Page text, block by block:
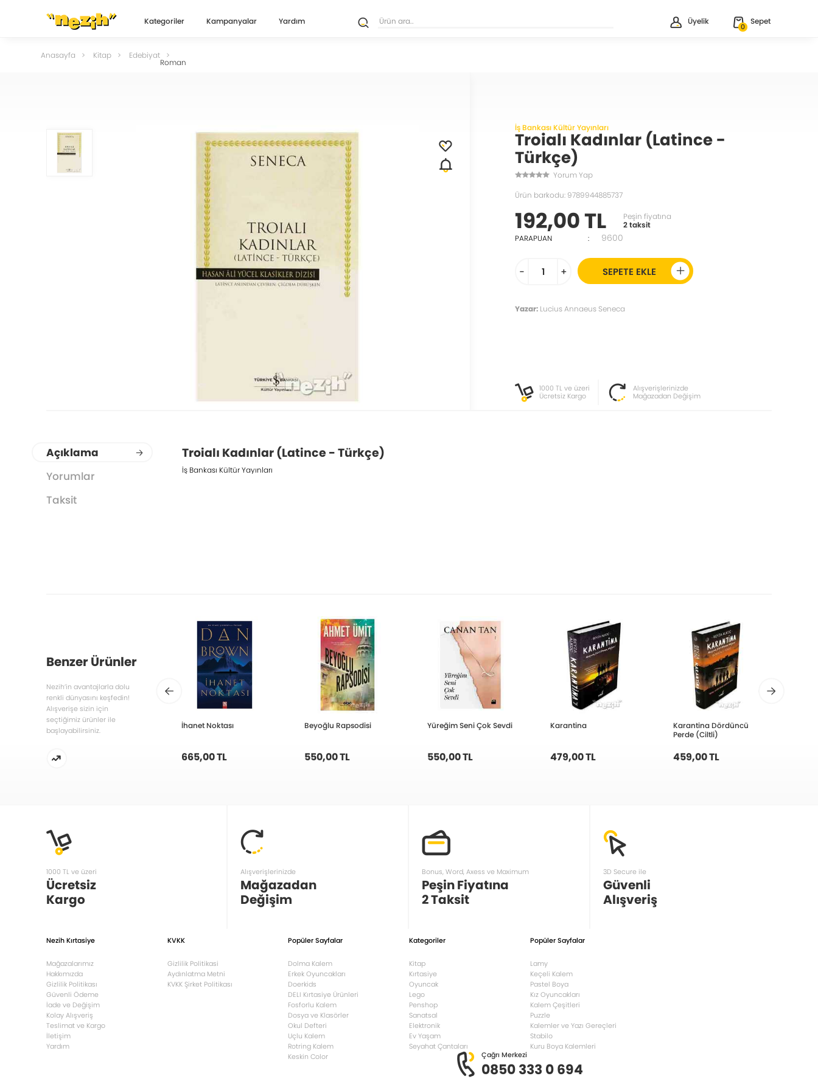
Kategoriler Kampanyalar Yardım Üyelik
0
Sepet
Anasayfa Kitap Edebiyat
Roman
İş Bankası Kültür Yayınları
Troialı Kadınlar (Latince -
Türkçe)
Yorum Yap
Ürün barkodu: 9789944885737
192,00 TL
Peşin fiyatına
2 taksit
PARAPUAN
: 9600
- + SEPETE EKLE
Yazar:Lucius Annaeus Seneca
1000 TL ve üzeri
Ücretsiz Kargo
Alışverişlerinizde
Mağazadan Değişim
Açıklama
Yorumlar
Taksit
Troialı Kadınlar (Latince - Türkçe)
İş Bankası Kültür Yayınları
Benzer Ürünler
Nezih’in avantajlarla dolu
renkli dünyasını keşfedin!
Alışverişe sizin için
seçtiğimiz ürünler ile
başlayabilirsiniz.
İhanet Noktası
665,00 TL
Beyoğlu Rapsodisi
550,00 TL
Yüreğim Seni Çok Sevdi
550,00 TL
Karantina
479,00 TL
Karantina Dördüncü
Perde (Ciltli)
459,00 TL
1000 TL ve üzeri
Ücretsiz
Kargo
Alışverişlerinizde
Mağazadan
Değişim
Bonus, Word, Axess ve Maximum
Peşin Fiyatına
2 Taksit
3D Secure ile
Güvenli
Alışveriş
Nezih Kırtasiye
Mağazalarımız
Hakkımızda
Gizlilik Politikası
Güvenli Ödeme
İade ve Değişim
Kolay Alışveriş
Teslimat ve Kargo
İletişim
Yardım
KVKK
Gizlilik Politikasi
Aydınlatma Metni
KVKK Şirket Politikası
Popüler Sayfalar
Dolma Kalem
Erkek Oyuncakları
Doerkids
DELI Kırtasiye Ürünleri
Fosforlu Kalem
Dosya ve Klasörler
Okul Defteri
Uçlu Kalem
Rotring Kalem
Keskin Color
Kategoriler
Kitap
Kırtasiye
Oyuncak
Lego
Penshop
Sanatsal
Elektronik
Ev Yaşam
Seyahat Çantaları
Popüler Sayfalar
Lamy
Keçeli Kalem
Pastel Boya
Kız Oyuncakları
Kalem Çeşitleri
Puzzle
Kalemler ve Yazı Gereçleri
Stabilo
Kuru Boya Kalemleri
Çağrı Merkezi
0850 333 0 694